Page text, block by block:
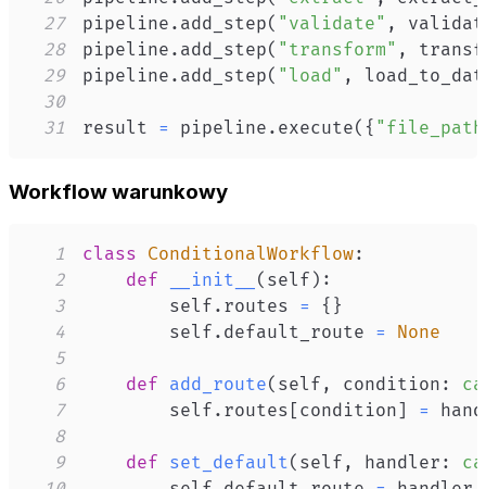
27
pipeline . add_step( "validate" ,
28
pipeline . add_step( "transform" ,
29
pipeline . add_step( "load" ,
30
31
result = pipeline . execute( {
Workflow warunkowy
1 class ConditionalWorkflow:
2
def __init__ ( self ) :
3
        self
. routes = { }
4
        self
. default_route =
None
5
6
def add_route( self , condition :
7
        self
. routes [ condition ]
=
8
9
def set_default( self , handler :